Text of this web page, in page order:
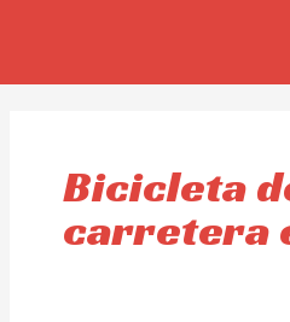
Bicicleta
carretera